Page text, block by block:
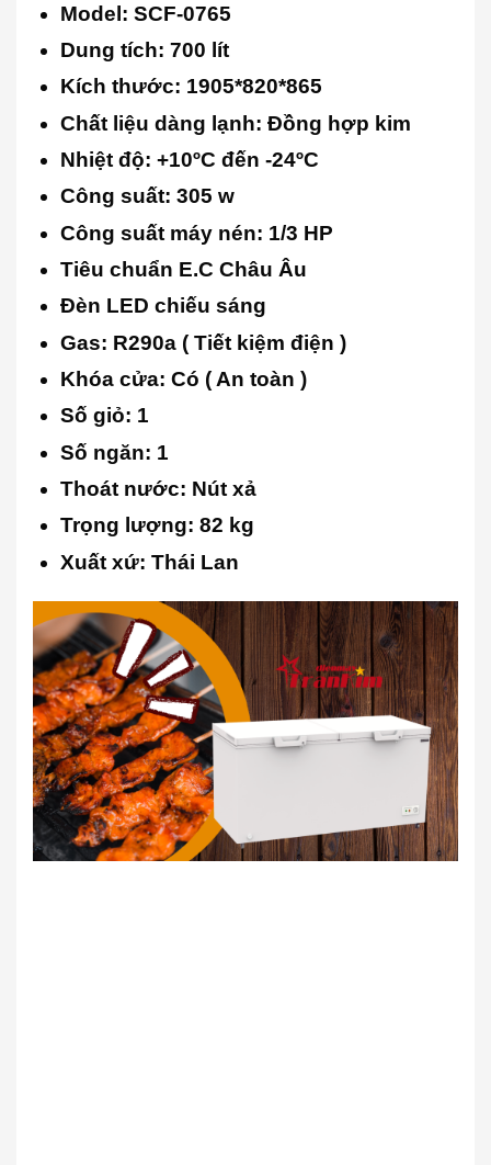
Model: SCF-0765
Dung tích: 700 lít
Kích thước: 1905*820*865
Chất liệu dàng lạnh: Đồng hợp kim
Nhiệt độ: +10ºC đến -24ºC
Công suất: 305 w
Công suất máy nén: 1/3 HP
Tiêu chuẩn E.C Châu Âu
Đèn LED chiếu sáng
Gas: R290a ( Tiết kiệm điện )
Khóa cửa: Có ( An toàn )
Số giỏ: 1
Số ngăn: 1
Thoát nước: Nút xả
Trọng lượng: 82 kg
Xuất xứ: Thái Lan